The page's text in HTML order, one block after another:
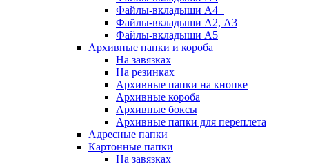
Файлы-вкладыши А4+
Файлы-вкладыши А2, А3
Файлы-вкладыши А5
Архивные папки и короба
На завязках
На резинках
Архивные папки на кнопке
Архивные короба
Архивные боксы
Архивные папки для переплета
Адресные папки
Картонные папки
На завязках